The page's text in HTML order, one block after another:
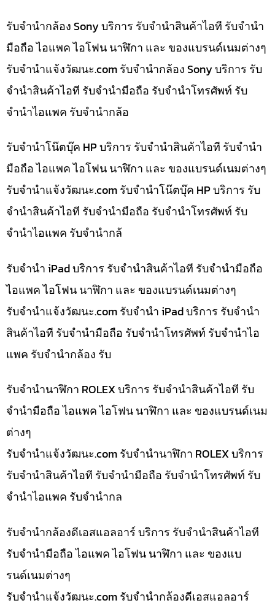
รับจำนำกล้อง Sony บริการ รับจำนำสินค้าไอที รับจำนำ
มือถือ ไอแพค ไอโฟน นาฬิกา และ ของแบรนด์เนมต่างๆ
รับจํานําแจ้งวัฒนะ.com รับจำนำกล้อง Sony บริการ รับ
จำนำสินค้าไอที รับจำนำมือถือ รับจำนำโทรศัพท์ รับ
จำนำไอแพค รับจำนำกล้อ
รับจำนำโน๊ตบุ๊ค HP บริการ รับจำนำสินค้าไอที รับจำนำ
มือถือ ไอแพค ไอโฟน นาฬิกา และ ของแบรนด์เนมต่างๆ
รับจํานําแจ้งวัฒนะ.com รับจำนำโน๊ตบุ๊ค HP บริการ รับ
จำนำสินค้าไอที รับจำนำมือถือ รับจำนำโทรศัพท์ รับ
จำนำไอแพค รับจำนำกล้
รับจำนำ iPad บริการ รับจำนำสินค้าไอที รับจำนำมือถือ
ไอแพค ไอโฟน นาฬิกา และ ของแบรนด์เนมต่างๆ
รับจํานําแจ้งวัฒนะ.com รับจำนำ iPad บริการ รับจำนำ
สินค้าไอที รับจำนำมือถือ รับจำนำโทรศัพท์ รับจำนำไอ
แพค รับจำนำกล้อง รับ
รับจำนำนาฬิกา ROLEX บริการ รับจำนำสินค้าไอที รับ
จำนำมือถือ ไอแพค ไอโฟน นาฬิกา และ ของแบรนด์เนม
ต่างๆ
รับจํานําแจ้งวัฒนะ.com รับจำนำนาฬิกา ROLEX บริการ
รับจำนำสินค้าไอที รับจำนำมือถือ รับจำนำโทรศัพท์ รับ
จำนำไอแพค รับจำนำกล
รับจำนำกล้องดีเอสแอลอาร์ บริการ รับจำนำสินค้าไอที
รับจำนำมือถือ ไอแพค ไอโฟน นาฬิกา และ ของแบ
รนด์เนมต่างๆ
รับจํานําแจ้งวัฒนะ.com รับจำนำกล้องดีเอสแอลอาร์